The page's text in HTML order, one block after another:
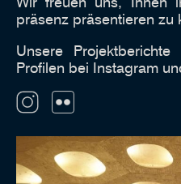
präsenz präsentieren zu
Unsere
Profilen bei Instagram